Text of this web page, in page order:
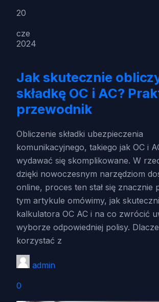
20
cze
2024
Jak skutecznie
składkę OC i AC?
przewodnik
Obliczenie składki ubezpieczenia
komunikacyjnego, takiego jak OC i
wydawać się skomplikowane. W
dzięki nowoczesnym narzędziom
online, proces ten stał się znacznie
tym artykule omówimy, jak
kalkulatora OC AC i na co zwrócić
wyborze odpowiedniej polisy.
korzystać z
admin
0